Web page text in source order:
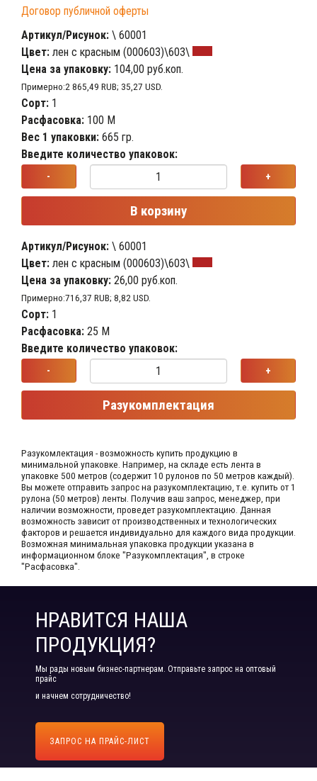
Договор публичной оферты
Артикул/Рисунок: \ 60001
Цвет: лен с красным (000603)\603\
Цена за упаковку: 104,00 руб.коп.
Примерно:2 865,49 RUB; 35,27 USD.
Сорт: 1
Расфасовка: 100 М
Вес 1 упаковки: 665 гр.
Введите количество упаковок:
- +
В корзину
Артикул/Рисунок: \ 60001
Цвет: лен с красным (000603)\603\
Цена за упаковку: 26,00 руб.коп.
Примерно:716,37 RUB; 8,82 USD.
Сорт: 1
Расфасовка: 25 М
Введите количество упаковок:
- +
Разукомплектация
Разукомлектация - возможность купить продукцию в
минимальной упаковке. Например, на складе​ есть лента в
упаковке 500 метров (содержит 10 рулонов по 50 метров каждый).​
Вы можете отправить запрос на разукомплектацию, т.е. купить от 1
рулона (50 метров) ленты. Получив ваш запрос,​ менеджер, при
наличии возможности, проведет разукомплектацию. Данная
возможность зависит от производственных​ и технологических
факторов и решается индивидуально для каждого вида продукции.​
Возможная минимальная упаковка продукции указана в
информационном блоке "Разукомплектация", в строке
"Расфасовка".
НРАВИТСЯ НАША
ПРОДУКЦИЯ?
Мы рады новым бизнес-партнерам. Отправьте запрос на оптовый
прайс
и начнем сотрудничество!
ЗАПРОС НА ПРАЙС-ЛИСТ